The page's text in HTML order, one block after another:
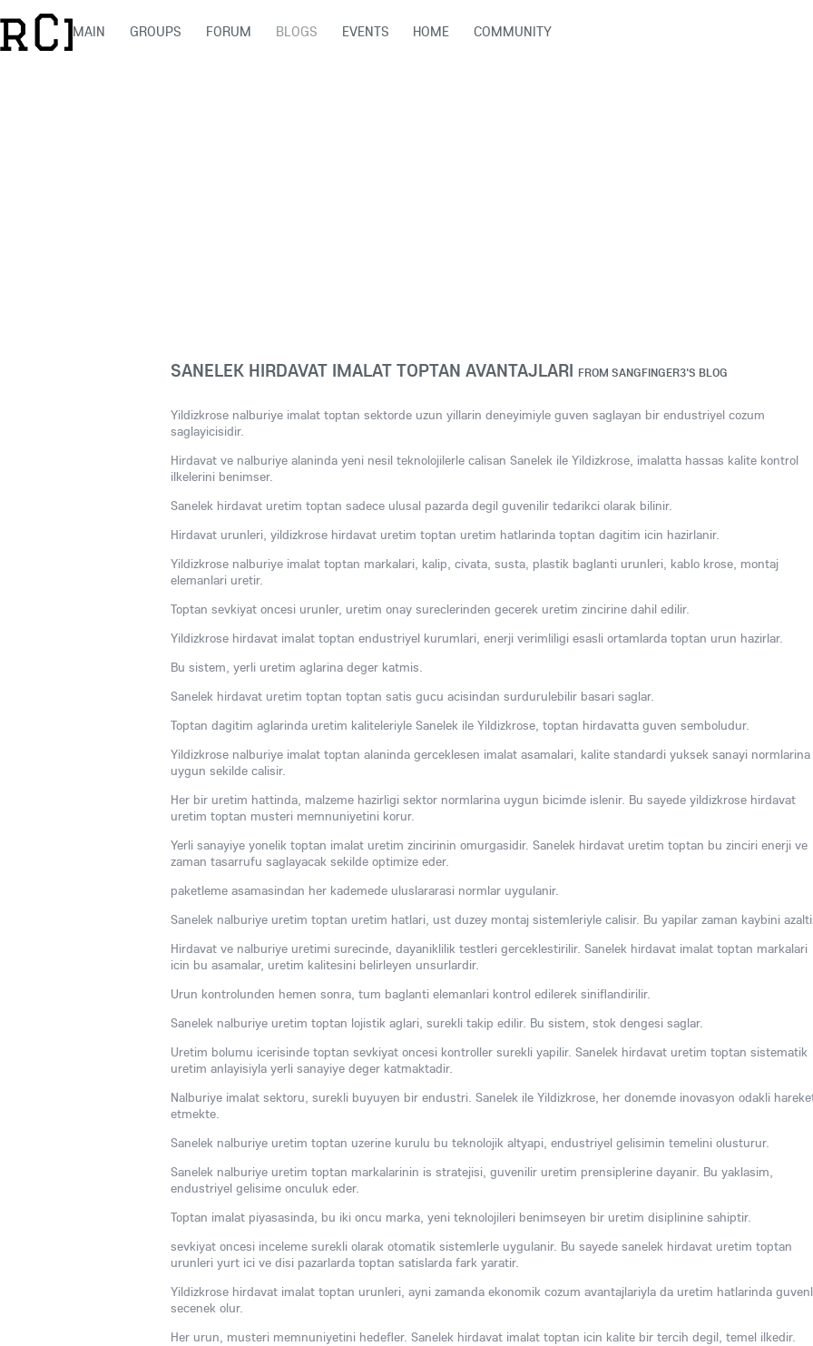
MAIN GROUPS FORUM BLOGS EVENTS HOME COMMUNITY
SANELEK HIRDAVAT IMALAT TOPTAN AVANTAJLARI FROM SANGFINGER3'S BLOG
Yildizkrose nalburiye imalat toptan sektorde uzun yillarin deneyimiyle guven saglayan bir endustriyel cozum
saglayicisidir.
Hirdavat ve nalburiye alaninda yeni nesil teknolojilerle calisan Sanelek ile Yildizkrose, imalatta hassas kalite kontrol
ilkelerini benimser.
Sanelek hirdavat uretim toptan sadece ulusal pazarda degil guvenilir tedarikci olarak bilinir.
Hirdavat urunleri, yildizkrose hirdavat uretim toptan uretim hatlarinda toptan dagitim icin hazirlanir.
Yildizkrose nalburiye imalat toptan markalari, kalip, civata, susta, plastik baglanti urunleri, kablo krose, montaj
elemanlari uretir.
Toptan sevkiyat oncesi urunler, uretim onay sureclerinden gecerek uretim zincirine dahil edilir.
Yildizkrose hirdavat imalat toptan endustriyel kurumlari, enerji verimliligi esasli ortamlarda toptan urun hazirlar.
Bu sistem, yerli uretim aglarina deger katmis.
Sanelek hirdavat uretim toptan toptan satis gucu acisindan surdurulebilir basari saglar.
Toptan dagitim aglarinda uretim kaliteleriyle Sanelek ile Yildizkrose, toptan hirdavatta guven semboludur.
Yildizkrose nalburiye imalat toptan alaninda gerceklesen imalat asamalari, kalite standardi yuksek sanayi normlarina
uygun sekilde calisir.
Her bir uretim hattinda, malzeme hazirligi sektor normlarina uygun bicimde islenir. Bu sayede yildizkrose hirdavat
uretim toptan musteri memnuniyetini korur.
Yerli sanayiye yonelik toptan imalat uretim zincirinin omurgasidir. Sanelek hirdavat uretim toptan bu zinciri enerji ve
zaman tasarrufu saglayacak sekilde optimize eder.
paketleme asamasindan her kademede uluslararasi normlar uygulanir.
Sanelek nalburiye uretim toptan uretim hatlari, ust duzey montaj sistemleriyle calisir. Bu yapilar zaman kaybini
Hirdavat ve nalburiye uretimi surecinde, dayaniklilik testleri gerceklestirilir. Sanelek hirdavat imalat toptan markalari
icin bu asamalar, uretim kalitesini belirleyen unsurlardir.
Urun kontrolunden hemen sonra, tum baglanti elemanlari kontrol edilerek siniflandirilir.
Sanelek nalburiye uretim toptan lojistik aglari, surekli takip edilir. Bu sistem, stok dengesi saglar.
Uretim bolumu icerisinde toptan sevkiyat oncesi kontroller surekli yapilir. Sanelek hirdavat uretim toptan sistematik
uretim anlayisiyla yerli sanayiye deger katmaktadir.
Nalburiye imalat sektoru, surekli buyuyen bir endustri. Sanelek ile Yildizkrose, her donemde inovasyon odakli
etmekte.
Sanelek nalburiye uretim toptan uzerine kurulu bu teknolojik altyapi, endustriyel gelisimin temelini olusturur.
Sanelek nalburiye uretim toptan markalarinin is stratejisi, guvenilir uretim prensiplerine dayanir. Bu yaklasim,
endustriyel gelisime onculuk eder.
Toptan imalat piyasasinda, bu iki oncu marka, yeni teknolojileri benimseyen bir uretim disiplinine sahiptir.
sevkiyat oncesi inceleme surekli olarak otomatik sistemlerle uygulanir. Bu sayede sanelek hirdavat uretim toptan
urunleri yurt ici ve disi pazarlarda toptan satislarda fark yaratir.
Yildizkrose hirdavat imalat toptan urunleri, ayni zamanda ekonomik cozum avantajlariyla da uretim hatlarinda
secenek olur.
Her urun, musteri memnuniyetini hedefler. Sanelek hirdavat imalat toptan icin kalite bir tercih degil, temel ilkedir.